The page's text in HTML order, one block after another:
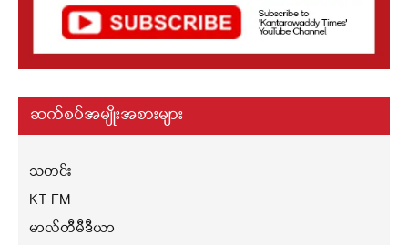
ဆက်စပ်အမျိုးအစားများ
သတင်း
KT FM
မာလ်တီမီဒီယာ